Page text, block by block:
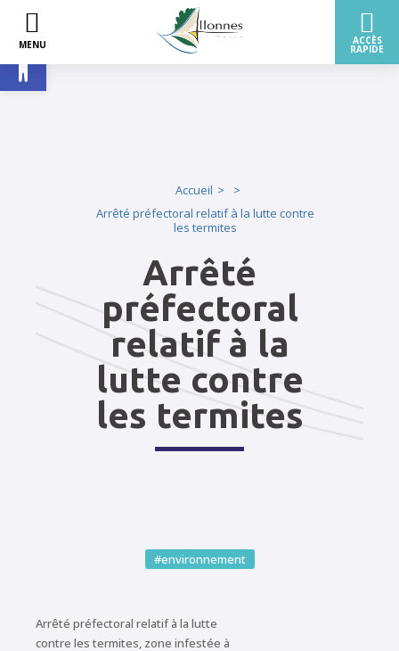
Ouvrir la barre d’outils
Accueil
Arrêté préfectoral relatif à la lutte contre
les termites
Arrêté
préfectoral
relatif à la
lutte contre
les termites
#environnement
Arrêté préfectoral relatif à la lutte
contre les termites, zone infestée à